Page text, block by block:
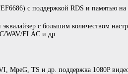
с поддержкой RDS и памятью на
с большим количеством
WAV/FLAC и др.
MpeG, TS и др. поддержка 1080P